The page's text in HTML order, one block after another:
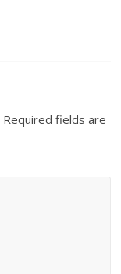
Required fields are